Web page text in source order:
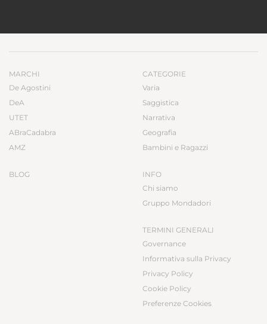
MARCHI
De Agostini
DeA
UTET
ABraCadabra
AMZ
BLOG
CATEGORIE
Varia
Saggistica
Narrativa
Geografia
Bambini e Ragazzi
INFO
Chi siamo
Gruppo Mondadori
TERMINI GENERALI
Governance
Informativa sulla Privacy
Privacy Policy
Cookie Policy
Preferenze Cookies